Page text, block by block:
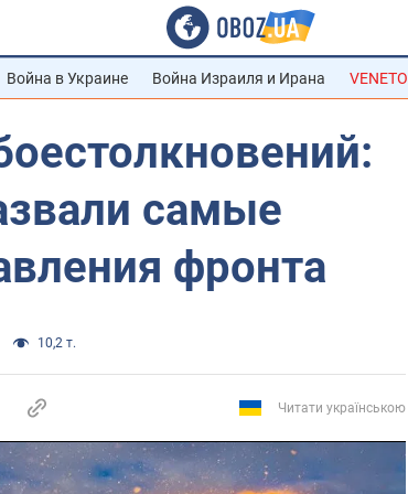
Война в Украине Война Израиля и Ирана VENETO
самые
фронта
10,2 т.
Читати українською